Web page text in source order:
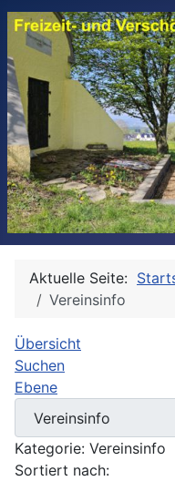
Aktuelle Seite:
Vereinsinfo
Übersicht
Suchen
Ebene
Kategorie: Vereinsinfo
Sortiert nach: